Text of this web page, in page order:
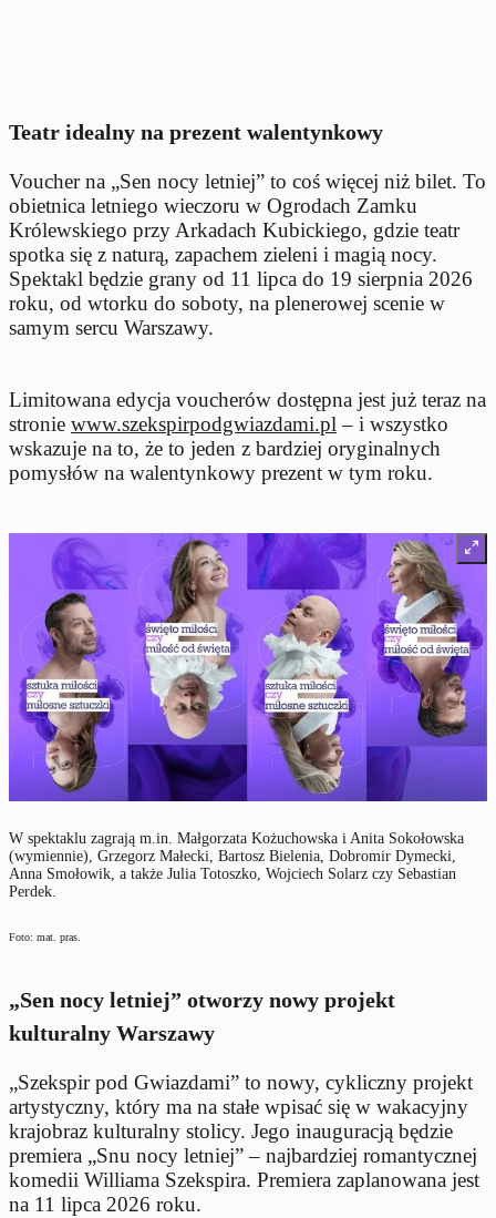
Teatr idealny na prezent walentynkowy
Voucher na „Sen nocy letniej” to coś więcej niż bilet. To
obietnica letniego wieczoru w Ogrodach Zamku
Królewskiego przy Arkadach Kubickiego, gdzie teatr
spotka się z naturą, zapachem zieleni i magią nocy.
Spektakl będzie grany od 11 lipca do 19 sierpnia 2026
roku, od wtorku do soboty, na plenerowej scenie w
samym sercu Warszawy.
Limitowana edycja voucherów dostępna jest już teraz na
stronie www.szekspirpodgwiazdami.pl – i wszystko
wskazuje na to, że to jeden z bardziej oryginalnych
pomysłów na walentynkowy prezent w tym roku.
W spektaklu zagrają m.in. Małgorzata Kożuchowska i Anita Sokołowska
(wymiennie), Grzegorz Małecki, Bartosz Bielenia, Dobromir Dymecki,
Anna Smołowik, a także Julia Totoszko, Wojciech Solarz czy Sebastian
Perdek.
Foto: mat. pras.
„Sen nocy letniej” otworzy nowy projekt
kulturalny Warszawy
„Szekspir pod Gwiazdami” to nowy, cykliczny projekt
artystyczny, który ma na stałe wpisać się w wakacyjny
krajobraz kulturalny stolicy. Jego inauguracją będzie
premiera „Snu nocy letniej” – najbardziej romantycznej
komedii Williama Szekspira. Premiera zaplanowana jest
na 11 lipca 2026 roku.